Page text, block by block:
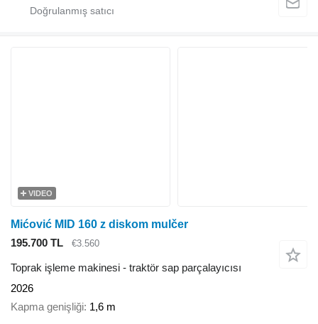
VIDEO
Mićović MID 160 z diskom mulčer
195.700 TL
€3.560
Toprak işleme makinesi - traktör sap parçalayıcısı
2026
Kapma genişliği 1,6 m